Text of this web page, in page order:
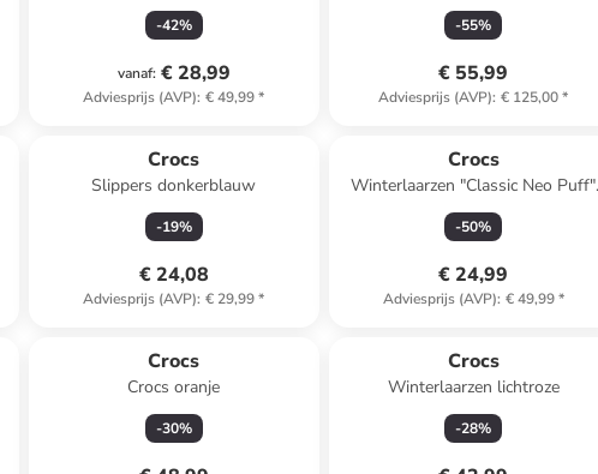
-42%
vanaf: € 28,99
Adviesprijs (AVP): € 49,99*
-55%
€ 55,99
Adviesprijs (AVP): € 125,00*
Crocs
Slippers donkerblauw
-19%
€ 24,08
Adviesprijs (AVP): € 29,99*
Crocs
Winterlaarzen "Classic Neo Puff"
donkerblauw
-50%
€ 24,99
Adviesprijs (AVP): € 49,99*
Crocs
Crocs oranje
-30%
Crocs
Winterlaarzen lichtroze
-28%